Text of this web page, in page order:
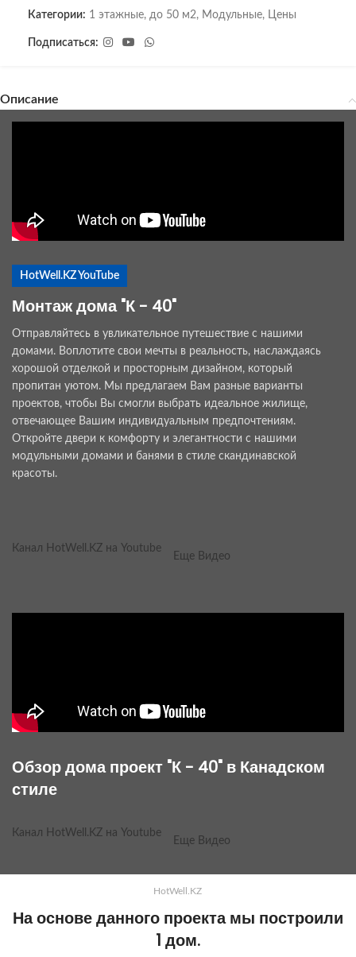
Категории: 1 этажные, до 50 м2, Модульные, Цены
Подписаться:
Описание
HotWell.KZ YouTube
Монтаж дома "К - 40"
Отправляйтесь в увликательное путешествие с нашими
домами. Воплотите свои мечты в реальность, наслаждаясь
хорошой отделкой и просторным дизайном, который
пропитан уютом. Мы предлагаем Вам разные варианты
проектов, чтобы Вы смогли выбрать идеальное жилище,
отвечающее Вашим индивидуальным предпочтениям.
Откройте двери к комфорту и элегантности с нашими
модульными домами и банями в стиле скандинавской
красоты.
Канал HotWell.KZ на Youtube
Еще Видео
Обзор дома проект "К - 40" в Канадском
стиле
Канал HotWell.KZ на Youtube
Еще Видео
HotWell.KZ
На основе данного проекта мы построили
1 дом.